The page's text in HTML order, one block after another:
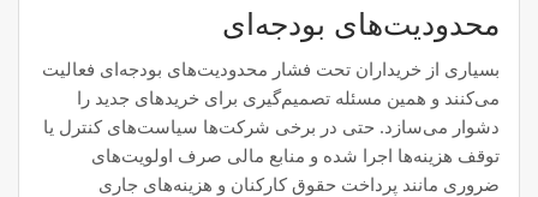
محدودیت‌های بودجه‌ای
بسیاری از خریداران تحت فشار محدودیت‌های بودجه‌ای فعالیت
می‌کنند و همین مسئله تصمیم‌گیری برای خریدهای جدید را
دشوار می‌سازد. حتی در برخی شرکت‌ها سیاست‌های کنترل یا
توقف هزینه‌ها اجرا شده و منابع مالی صرف اولویت‌های
ضروری مانند پرداخت حقوق کارکنان و هزینه‌های جاری